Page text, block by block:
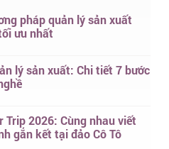
pháp quản lý sản xuất
ưu nhất
lý sản xuất: Chi tiết 7 bước
Trip 2026: Cùng nhau viết
gắn kết tại đảo Cô Tô